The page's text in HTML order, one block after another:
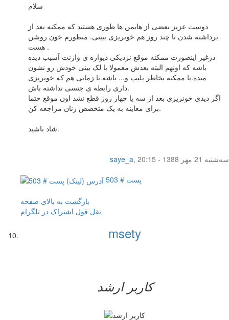
سلام
دوست عزیز بعضی از هایمن ها طوری هستند که ممکنه بعد از
برداشته شدن تا چند روز هم خونریزی ببینی. منظورم خون روشن
هست .
درغیر اینصورت ممکنه موقع نزدیکی دیواره ی واژنت آسیب دیده
باشه که اونهم البته بعدش معمولا با لک بینی خودش رو نشون
میده.یا ممکنه بخاطر پلیپ و... باشه.تا زمانی هم که خونریزی
داری رابطه ی جنسی نداشته باش.
اگر دیدی خونریزی بعد از سه یا چهار روز قطع نشد اون موقع حتما
برای معاینه به یک متخصص زنان مراجعه کن.
شاد باشید.
saye_a,
سه‌شنبه 21 مهر 1388 - 20:15
پست # 503
بازگشت به بالای صفحه
نقل قول اشتراک در تلگرام
msety
کاربر ارشد